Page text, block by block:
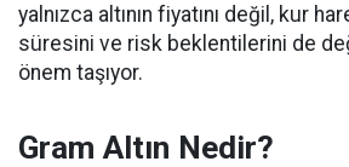
yalnızca altının fiyatını değil, kur
süresini ve risk beklentilerini de
önem taşıyor.
Gram Altın Nedir?